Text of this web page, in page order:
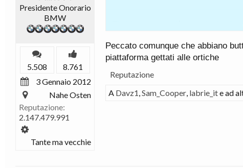
Presidente Onorario
BMW
5.508
8.761
3 Gennaio 2012
Nahe Osten
Reputazione:
2.147.479.991
Tante ma vecchie
E' chiaramente più massiccia di
Stellantis presenta la
un’autonomia di 800 km
realizzare un’ampia
Peccato comunque che abbiano
piattaforma gettati alle ortiche
Reputazione
A Davz1,Sam_Cooper, labrie_ite ad